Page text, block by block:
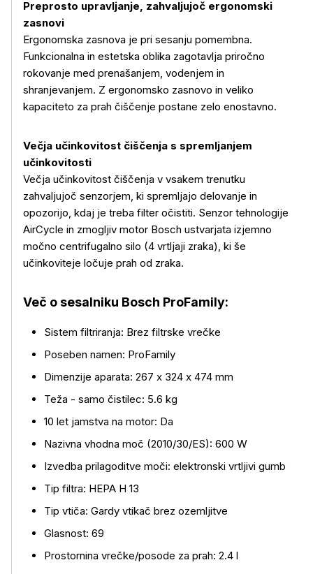
Več o izdelku
Preprosto upravljanje, zahvaljujoč ergonomski
zasnovi
Ergonomska zasnova je pri sesanju pomembna.
Funkcionalna in estetska oblika zagotavlja priročno
rokovanje med prenašanjem, vodenjem in
shranjevanjem. Z ergonomsko zasnovo in veliko
kapaciteto za prah čiščenje postane zelo enostavno.
Večja učinkovitost čiščenja s spremljanjem
učinkovitosti
Večja učinkovitost čiščenja v vsakem trenutku
zahvaljujoč senzorjem, ki spremljajo delovanje in
opozorijo, kdaj je treba filter očistiti. Senzor tehnologije
AirCycle in zmogljiv motor Bosch ustvarjata izjemno
močno centrifugalno silo (4 vrtljaji zraka), ki še
učinkoviteje ločuje prah od zraka.
Več o sesalniku Bosch ProFamily:
Sistem filtriranja: Brez filtrske vrečke
Poseben namen: ProFamily
Dimenzije aparata: 267 x 324 x 474 mm
Teža - samo čistilec: 5.6 kg
10 let jamstva na motor: Da
Nazivna vhodna moč (2010/30/ES): 600 W
Izvedba prilagoditve moči: elektronski vrtljivi gumb
Tip filtra: HEPA H 13
Tip vtiča: Gardy vtikač brez ozemljitve
Glasnost: 69
Prostornina vrečke/posode za prah: 2.4 l